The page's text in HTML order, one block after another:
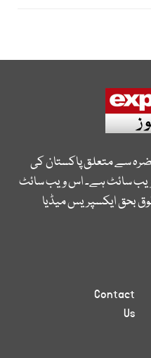
سے متعلق پاکستان کی
سائٹ ہے۔ اس ویب سائٹ
بحق ایکسپریس میڈیا
Contact
Us